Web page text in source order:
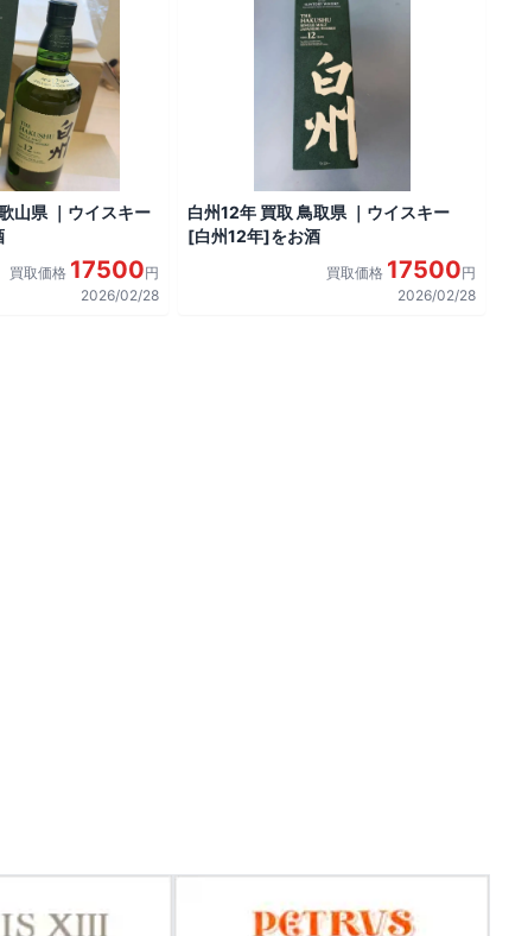
山県 ｜ウイスキー
買取価格 17500円
2026/02/28
白州12年 買取 鳥取県 ｜ウイスキー
[白州12年]をお酒
買取価格 17500円
2026/02/28